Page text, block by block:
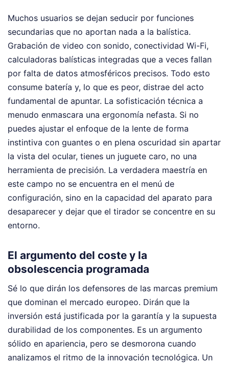
Muchos usuarios se dejan seducir por funciones
secundarias que no aportan nada a la balística.
Grabación de video con sonido, conectividad Wi-Fi,
calculadoras balísticas integradas que a veces fallan
por falta de datos atmosféricos precisos. Todo esto
consume batería y, lo que es peor, distrae del acto
fundamental de apuntar. La sofisticación técnica a
menudo enmascara una ergonomía nefasta. Si no
puedes ajustar el enfoque de la lente de forma
instintiva con guantes o en plena oscuridad sin apartar
la vista del ocular, tienes un juguete caro, no una
herramienta de precisión. La verdadera maestría en
este campo no se encuentra en el menú de
configuración, sino en la capacidad del aparato para
desaparecer y dejar que el tirador se concentre en su
entorno.
El argumento del coste y la
obsolescencia programada
Sé lo que dirán los defensores de las marcas premium
que dominan el mercado europeo. Dirán que la
inversión está justificada por la garantía y la supuesta
durabilidad de los componentes. Es un argumento
sólido en apariencia, pero se desmorona cuando
analizamos el ritmo de la innovación tecnológica. Un